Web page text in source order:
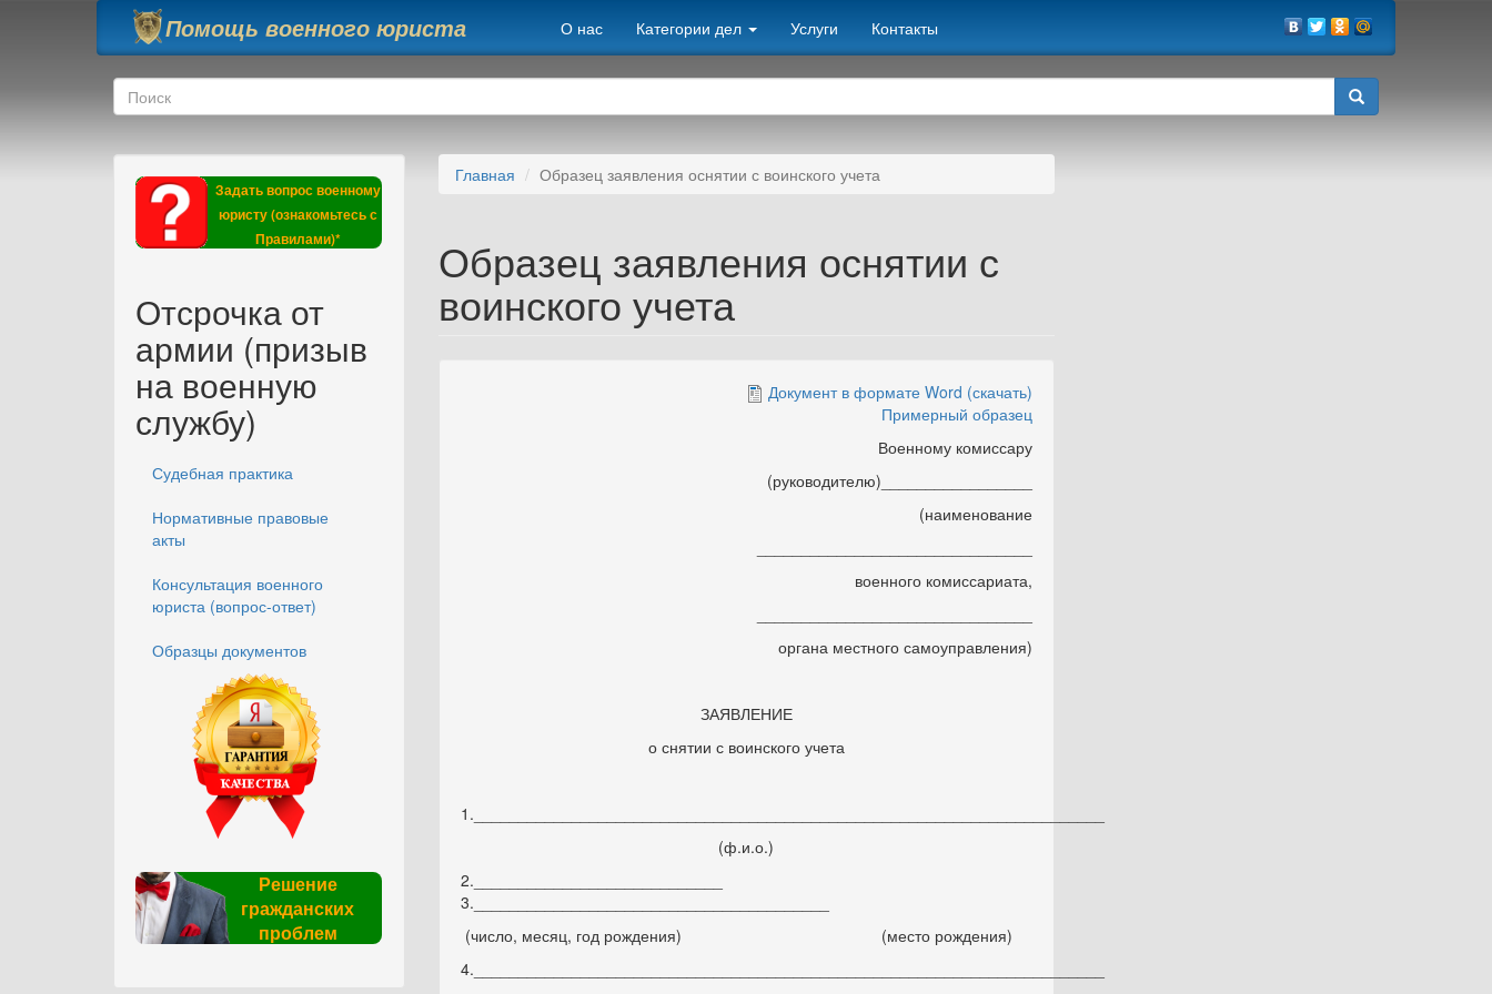
Перейти к основному содержанию
Помощь военного юриста О нас Категории дел Услуги Контакты
Форма поиска
Поиск
Задать вопрос военному
юристу (ознакомьтесь с
Правилами)*
Отсрочка от
армии (призыв
на военную
службу)
Судебная практика
Нормативные правовые
акты
Консультация военного
юриста (вопрос-ответ)
Образцы документов
Решение
гражданских
проблем
Главная Образец заявления оснятии с воинского учета
Образец заявления оснятии с
воинского учета
Документ в формате Word (скачать)
Примерный образец
Военному комиссару
(руководителю)_________________
(наименование
военного комиссариата,
органа местного самоуправления)
ЗАЯВЛЕНИЕ
о снятии с воинского учета
1._______________________________________________________________________
(ф.и.о.)
2.____________________________
3.________________________________________
(число, месяц, год рождения) (место рождения)
4._______________________________________________________________________